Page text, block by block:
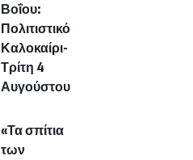
Βοΐου:
Πολιτιστικό
Καλοκαίρι-
Τρίτη 4
Αυγούστου
«Τα σπίτια
των